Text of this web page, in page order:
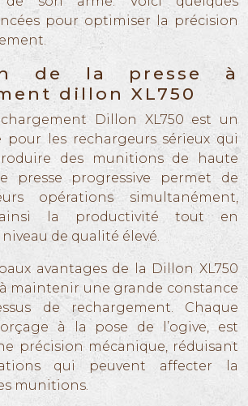
pour optimiser la précision
de la presse à
dillon XL750
Dillon XL750 est un
les rechargeurs sérieux qui
des munitions de haute
presse progressive permet de
opérations simultanément,
la productivité tout en
de qualité élevé.
avantages de la Dillon XL750
maintenir une grande constance
de rechargement. Chaque
à la pose de l’ogive, est
précision mécanique, réduisant
qui peuvent affecter la
munitions.